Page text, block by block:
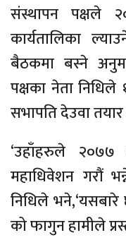
संस्थापन पक्षले
कार्यतालिका
बैठकमा बस्ने
पक्षका नेता
सभापति देउवा
‘उहाँहरुले २०७७
महाधिवेशन गरौं
निधिले
को फागुन हामीले